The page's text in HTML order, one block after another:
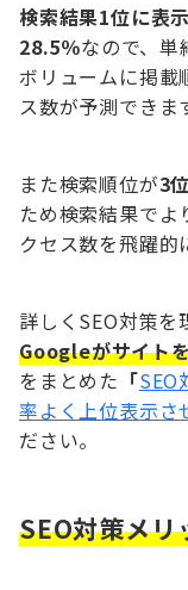
検索結果1位に表
28.5％なので、単
ボリュームに掲載
ス数が予測できま
また検索順位が3
ため検索結果で
クセス数を飛躍的
詳しくSEO対策
Googleがサイト
をまとめた 「SEO
率よく上位表示さ
ださい。
SEO対策メリ